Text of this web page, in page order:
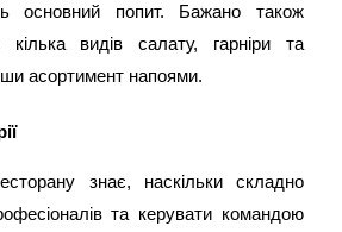
основний попит. Бажано також
видів салату, гарніри та
асортимент напоями.
знає, наскільки складно
та керувати командою